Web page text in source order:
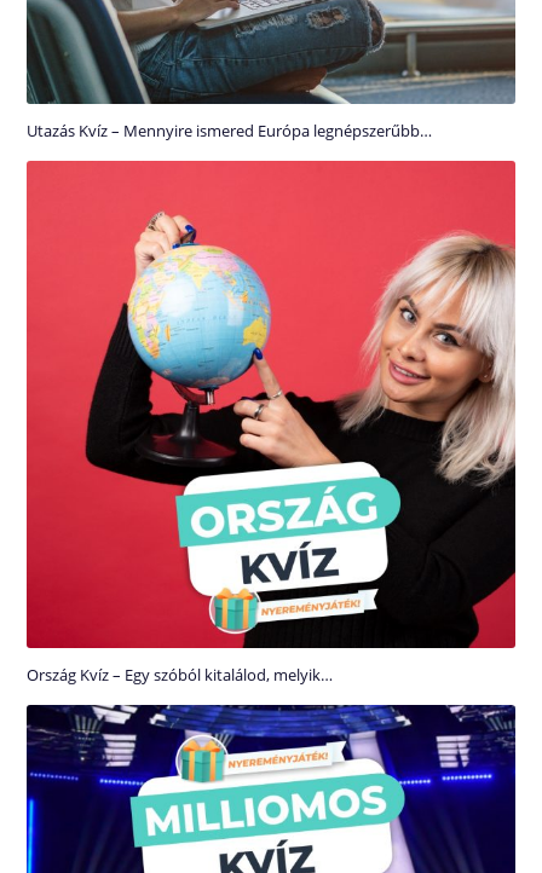
Utazás Kvíz – Mennyire ismered Európa legnépszerűbb…
Ország Kvíz – Egy szóból kitalálod, melyik…